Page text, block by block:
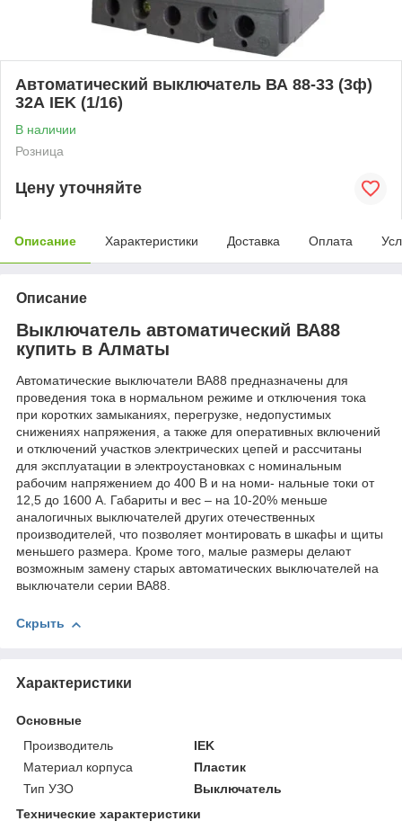
Автоматический выключатель ВА 88-33 (3ф)
32А IEK (1/16)
В наличии
Розница
Цену уточняйте
Описание Характеристики Доставка Оплата
Описание
Выключатель автоматический ВА88
купить в Алматы
Автоматические выключатели ВА88 предназначены для
проведения тока в нормальном режиме и отключения тока
при коротких замыканиях, перегрузке, недопустимых
снижениях напряжения, а также для оперативных включений
и отключений участков электрических цепей и рассчитаны
для эксплуатации в электроустановках с номинальным
рабочим напряжением до 400 В и на номи- нальные токи от
12,5 до 1600 А. Габариты и вес – на 10-20% меньше
аналогичных выключателей других отечественных
производителей, что позволяет монтировать в шкафы и щиты
меньшего размера. Кроме того, малые размеры делают
возможным замену старых автоматических выключателей на
выключатели серии ВА88.
Скрыть
Характеристики
Основные
Производитель
IEK
Материал корпуса
Пластик
Тип УЗО
Выключатель
Технические характеристики